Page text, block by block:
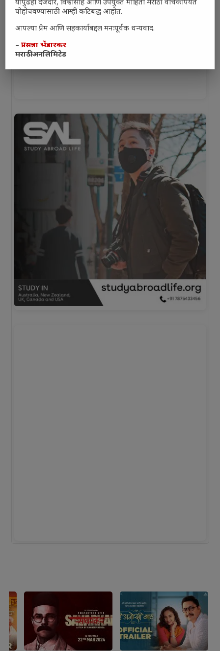
यापुढेही दर्जेदार, विश्वासार्ह आणि उपयुक्त माहिती मराठी वाचकांपर्यंत
पोहोचवण्यासाठी आम्ही कटिबद्ध आहोत.
आपल्या प्रेम आणि सहकार्याबद्दल मनःपूर्वक धन्यवाद.
–प्रसन्ना भेंडारकर
मराठी अनलिमिटेड